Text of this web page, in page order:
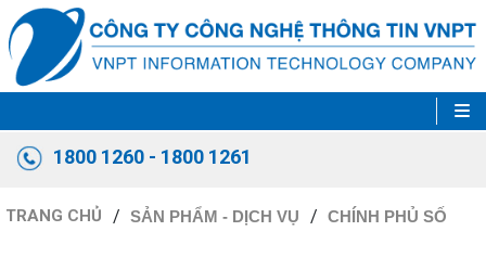
1800 1260 - 1800 1261
TRANG CHỦ SẢN PHẨM - DỊCH VỤ CHÍNH PHỦ SỐ